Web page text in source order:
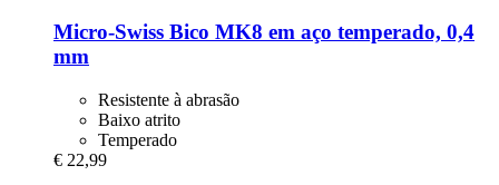
Micro-Swiss Bico MK8 em aço temperado, 0,4
mm
Resistente à abrasão
Baixo atrito
Temperado
€ 22,99